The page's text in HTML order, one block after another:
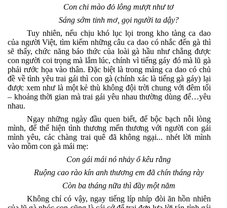
Con chi mào đỏ lông mượt như tơ
Sáng sớm tinh mơ, gọi người ta dậy?
Tuy nhiên, nếu chịu khólục lọi trong kho tàng ca dao
của người Việt, tìm kiếm những câu ca dao có nhắc đến gà thì
sẽ thấy, chức năng báo thức của loài gà hầu như chẳng được
con người coi trọng mà lắm lúc, chính vì tiếng gáy đó mà lũ gà
phải rước họa vào thân. Đặc biệt là trong mảng ca dao có chủ
đề về tình yêu trai gái thì con gà (chính xác là tiếng gà gáy) lại
được xem như là một kẻ thù không đội trời chung với đêm tối
– khoảng thời gian mà trai gái yêu nhau thường dùng để…yêu
nhau.
Ngay những ngày đầu quen biết, để bộc bạch nỗi lòng
mình, để thể hiện tình thương mến thương với người con gái
mình yêu, các chàng trai quê đã không ngại... nhét lời mình
vào mồm con gà mái mẹ:
Con gái mái nó nhảy ổ kêu rằng
Ruộng cao rào kín anh thương em đã chín tháng rày
Còn ba tháng nữa thì đầy một năm
Không chỉ có vậy, ngay tiếng líp nhíp đòi ăn hồn nhiên